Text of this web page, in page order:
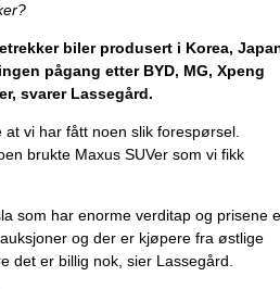
biler produsert i Korea,
pågang etter BYD, MG, Xpeng
svarer Lassegård.
vi har fått noen slik forespørsel.
brukte Maxus SUVer som vi fikk
som har enorme verditap og prisene
og der er kjøpere fra østlige
det er billig nok, sier Lassegård.